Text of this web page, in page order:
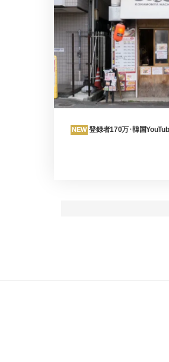
NEW 登録者170万･韓国